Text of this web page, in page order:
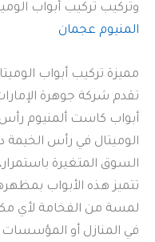
وتركيب تركيب أبواب
المنيوم عجمان
مميزة تركيب أبواب
تقدم شركة جوهرة
أبواب كاست ألمنيوم
الوميتال في رأس الخيمة
السوق المتغيرة
تتميز هذه الأبواب
لمسة من الفخامة لأي
في المنازل أو المؤسسات